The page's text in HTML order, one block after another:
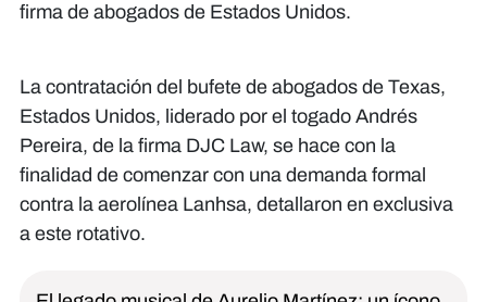
firma de abogados de Estados Unidos.
La contratación del bufete de abogados de Texas,
Estados Unidos, liderado por el togado Andrés
Pereira, de la firma DJC Law, se hace con la
finalidad de comenzar con una demanda formal
contra la aerolínea Lanhsa, detallaron en exclusiva
a este rotativo.